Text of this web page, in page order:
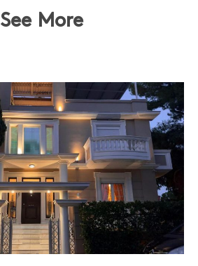
See More